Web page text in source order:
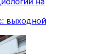
выходной